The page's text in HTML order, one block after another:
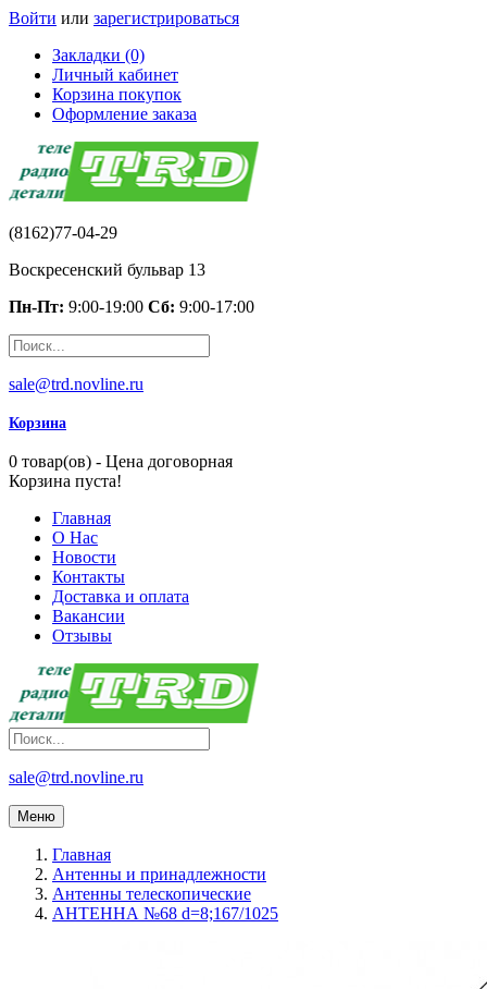
Войти или зарегистрироваться
Закладки (0)
Личный кабинет
Корзина покупок
Оформление заказа
(8162)77-04-29
Воскресенский бульвар 13
Пн-Пт: 9:00-19:00 Сб: 9:00-17:00
sale@trd.novline.ru
Корзина
0 товар(ов) - Цена договорная
Корзина пуста!
Главная
О Нас
Новости
Контакты
Доставка и оплата
Вакансии
Отзывы
sale@trd.novline.ru
Меню
Главная
Антенны и принадлежности
Антенны телескопические
АНТЕННА №68 d=8;167/1025